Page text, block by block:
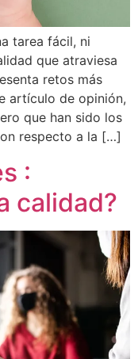
tarea fácil, ni
que atraviesa
retos más
artículo de opinión,
que han sido los
respecto a la […]
:
calidad?